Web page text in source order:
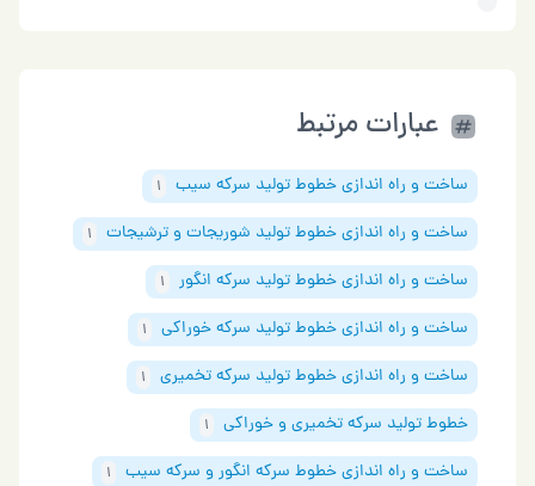
عبارات مرتبط
ساخت و راه اندازی خطوط تولید سرکه سیب 1
ساخت و راه اندازی خطوط تولید شوریجات و ترشیجات 1
ساخت و راه اندازی خطوط تولید سرکه انگور 1
ساخت و راه اندازی خطوط تولید سرکه خوراکی 1
ساخت و راه اندازی خطوط تولید سرکه تخمیری 1
خطوط تولید سرکه تخمیری و خوراکی 1
ساخت و راه اندازی خطوط سرکه انگور و سرکه سیب 1